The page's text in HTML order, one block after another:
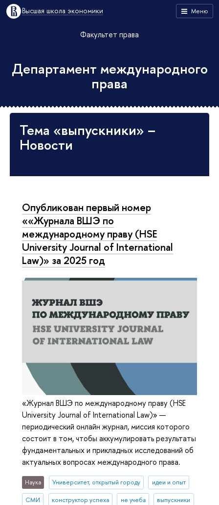
Меню
Высшая школа экономики
Факультет права
Департамент международного
права
Тема «выпускники» –
Новости
Опубликован первый номер
««Журнала ВШЭ по
международному праву (HSE
University Journal of International
Law)» за 2025 год
«Журнал ВШЭ по международному праву (HSE
University Journal of International Law)» —
периодический онлайн журнал, миссия которого
состоит в том, чтобы аккумулировать результаты
фундаментальных и прикладных исследований об
актуальных вопросах международного права.
Наука Университет, открытый городу идеи и опыт
СМИ конструктор успеха не учеба выпускники